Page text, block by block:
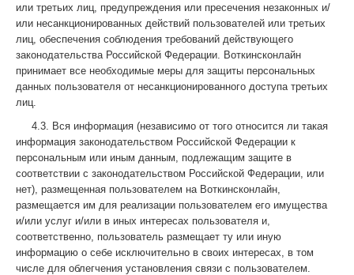
или третьих лиц, предупреждения или пресечения незаконных и/
или несанкционированных действий пользователей или третьих
лиц, обеспечения соблюдения требований действующего
законодательства Российской Федерации. Воткинсконлайн
принимает все необходимые меры для защиты персональных
данных пользователя от несанкционированного доступа третьих
лиц.
4.3. Вся информация (независимо от того относится ли такая
информация законодательством Российской Федерации к
персональным или иным данным, подлежащим защите в
соответствии с законодательством Российской Федерации, или
нет), размещенная пользователем на Воткинсконлайн,
размещается им для реализации пользователем его имущества
и/или услуг и/или в иных интересах пользователя и,
соответственно, пользователь размещает ту или иную
информацию о себе исключительно в своих интересах, в том
числе для облегчения установления связи с пользователем.